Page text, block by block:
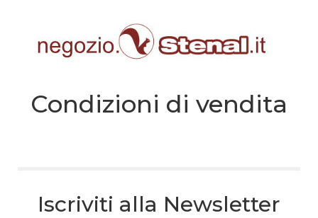
Condizioni di vendita
Iscriviti alla Newsletter